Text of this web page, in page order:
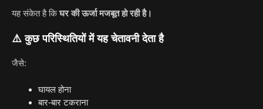
यह संकेत है किघर की ऊर्जा मजबूत हो रही है।
⚠️कुछ परिस्थितियों में यह चेतावनी देता है
जैसे:
घायल होना
बार-बार टकराना